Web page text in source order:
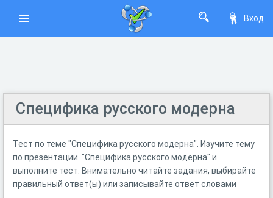
Вход
Специфика русского модерна
Тест по теме "Специфика русского модерна". Изучите тему
по презентации "Специфика русского модерна" и
выполните тест. Внимательно читайте задания, выбирайте
правильный ответ(ы) или записывайте ответ словами